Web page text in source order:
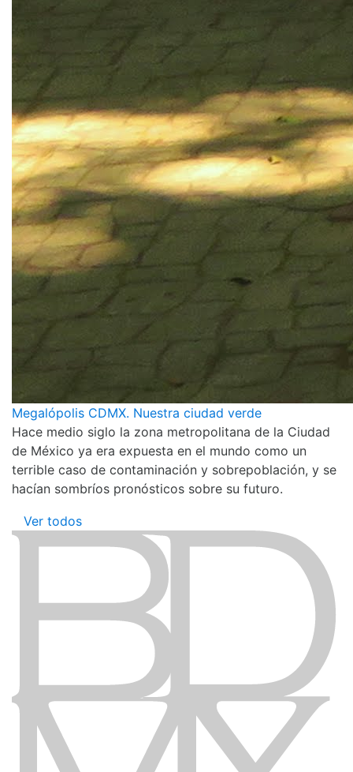
Megalópolis CDMX. Nuestra ciudad verde
Hace medio siglo la zona metropolitana de la Ciudad
de México ya era expuesta en el mundo como un
terrible caso de contaminación y sobrepoblación, y se
hacían sombríos pronósticos sobre su futuro.
Ver todos